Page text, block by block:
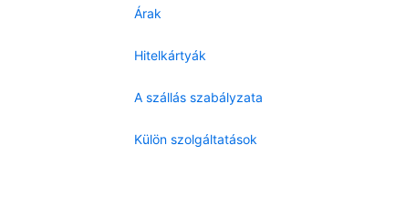
Árak
Hitelkártyák
A szállás szabályzata
Külön szolgáltatások